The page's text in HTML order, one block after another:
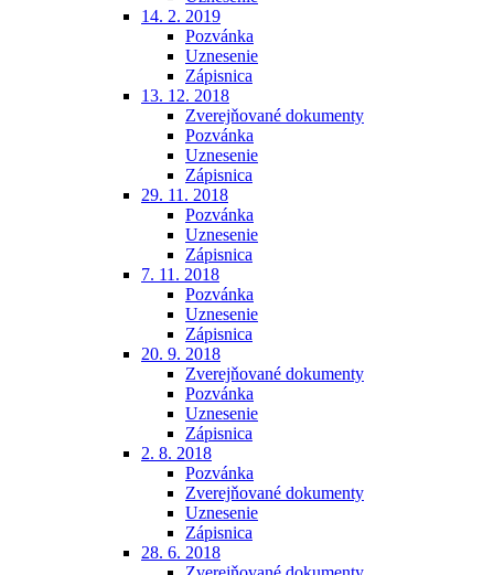
14. 2. 2019
Pozvánka
Uznesenie
Zápisnica
13. 12. 2018
Zverejňované dokumenty
Pozvánka
Uznesenie
Zápisnica
29. 11. 2018
Pozvánka
Uznesenie
Zápisnica
7. 11. 2018
Pozvánka
Uznesenie
Zápisnica
20. 9. 2018
Zverejňované dokumenty
Pozvánka
Uznesenie
Zápisnica
2. 8. 2018
Pozvánka
Zverejňované dokumenty
Uznesenie
Zápisnica
28. 6. 2018